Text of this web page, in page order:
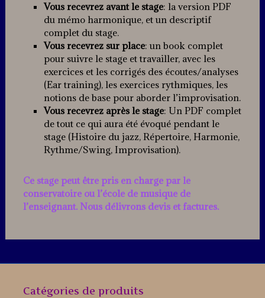
Vous recevrez avant le stage: la version PDF
du mémo harmonique, et un descriptif
complet du stage.
Vous recevrez sur place: un book complet
pour suivre le stage et travailler, avec les
exercices et les corrigés des écoutes/analyses
(Ear training), les exercices rythmiques, les
notions de base pour aborder l’improvisation.
Vous recevrez après le stage: Un PDF complet
de tout ce qui aura été évoqué pendant le
stage (Histoire du jazz, Répertoire, Harmonie,
Rythme/Swing, Improvisation).
Ce stage peut être pris en charge par le
conservatoire ou l’école de musique de
l’enseignant. Nous délivrons devis et factures.
Catégories de produits